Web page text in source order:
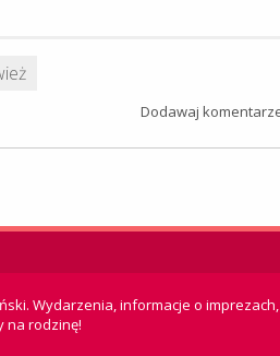
Dodawaj
Wydarzenia, informacje o
na rodzinę!